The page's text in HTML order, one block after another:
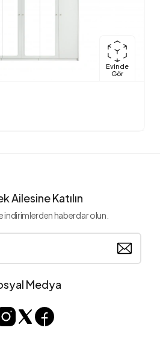
Evinde
Gör
Ailesine Katılın
indirimlerden haberdar olun.
Medya